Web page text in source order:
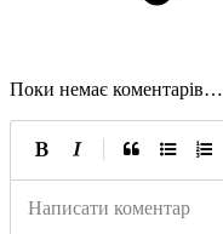
Поки немає коментарів…
Написати коментар